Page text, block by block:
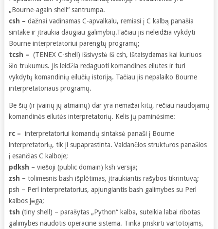
„Bourne-again shell“ santrumpa.
csh – dažnai vadinamas C-apvalkalu, remiasi į C kalbą panašia
sintake ir įtraukia daugiau galimybių.Tačiau jis neleidžia vykdyti
Bourne interpretatoriui parengtų programų;
tcsh – (TENEX C-shell) išsivystė iš csh, ištaisydamas kai kuriuos
šio trūkumus. Jis leidžia redaguoti komandines eilutes ir turi
vykdytų komandinių eilučių istoriją. Tačiau jis nepalaiko Bourne
interpretatoriaus programų.
Be šių (ir įvairių jų atmainų) dar yra nemažai kitų, rečiau naudojamų
komandinės eilutės interpretatorių. Kelis jų paminėsime:
rc – interpretatoriui komandų sintaksė panaši į Bourne
interpretatorių, tik ji supaprastinta. Valdančios struktūros panašios
į esančias C kalboje;
pdksh – viešoji (public domain) ksh versija;
zsh – tolimesnis bash išplėtimas, įtraukiantis rašybos tikrintuvą;
psh – Perl interpretatorius, apjungiantis bash galimybes su Perl
kalbos jėga;
tsh (tiny shell) – parašytas „Python“ kalba, suteikia labai ribotas
galimybes naudotis operacine sistema. Tinka priskirti vartotojams,